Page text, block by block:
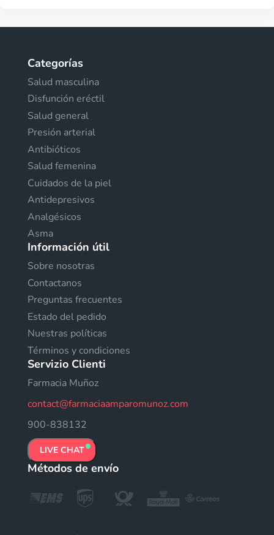
Categorías
Salud masculina
Disfunción eréctil
Salud general
Presión arterial
Antibióticos
Salud femenina
Cuidados de la piel
Antidepresivos
Analgésicos
Asma
Información útil
Sobre nosotras
Contactanos
Preguntas frecuentes
Estado del pedido
Nuestras políticas
Términos y condiciones
Servizio Clienti
Farmacia Muñoz
contact@farmaciaamparomunoz.com
900-838132
LIVE CHAT
Métodos de envío